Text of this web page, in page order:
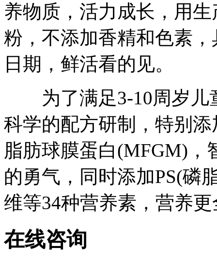
养物质，活力成长，用
粉，不添加香精和色素
日期，鲜活看的见。
为了满足3-10周岁儿
科学的配方研制，特别
脂肪球膜蛋白(MFGM)，
的勇气，同时添加PS(磷
维等34种营养素，营养
在线咨询